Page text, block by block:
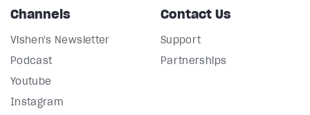
Channels
Vishen's Newsletter
Podcast
Youtube
Instagram
Contact Us
Support
Partnerships